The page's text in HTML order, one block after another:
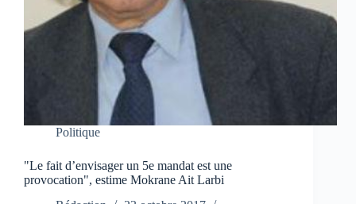
Politique
"Le fait d’envisager un 5e mandat est une
provocation", estime Mokrane Ait Larbi